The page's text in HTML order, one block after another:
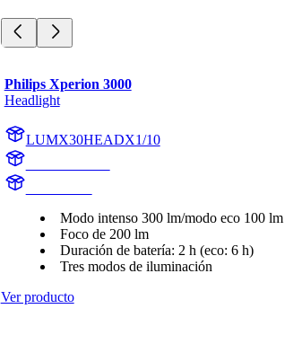
Philips Xperion 3000
Headlight
LUMX30HEADX1/10
Modo intenso 300 lm/modo eco 100 lm
Foco de 200 lm
Duración de batería: 2 h (eco: 6 h)
Tres modos de iluminación
Ver producto